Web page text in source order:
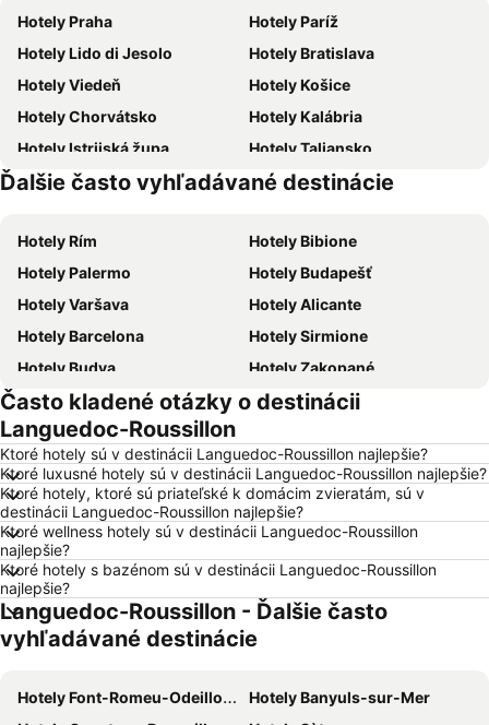
Hotely Praha
Hotely Paríž
Hotely Lido di Jesolo
Hotely Bratislava
Hotely Viedeň
Hotely Košice
Hotely Chorvátsko
Hotely Kalábria
Hotely Istrijská župa
Hotely Taliansko
Hotely Malta
Hotely Slovinsko
Ďalšie často vyhľadávané destinácie
Hotely Rím
Hotely Bibione
Hotely Palermo
Hotely Budapešť
Hotely Varšava
Hotely Alicante
Hotely Barcelona
Hotely Sirmione
Hotely Budva
Hotely Zakopané
Hotely Naples
Hotely Crikvenica
Hotely Vysoké Tatry
Hotely Gdansk
Hotely Nice
Hotely Tropea
Hotely Berlín
Hotely Lignano Sabbiadoro
Hotely Malorka
Hotely Slovensko
Hotely Ostrov Mykonos
Hotely Balaton
Hotely Ostrov Skiathos
Hotely Laponsko
Hotely Krk
Hotely Drač
Často kladené otázky o destinácii
Languedoc-Roussillon
Ktoré hotely sú v destinácii Languedoc-Roussillon najlepšie?
Ktoré luxusné hotely sú v destinácii Languedoc-Roussillon najlepšie?
Ktoré hotely, ktoré sú priateľské k domácim zvieratám, sú v
destinácii Languedoc-Roussillon najlepšie?
Ktoré wellness hotely sú v destinácii Languedoc-Roussillon
najlepšie?
Ktoré hotely s bazénom sú v destinácii Languedoc-Roussillon
najlepšie?
Languedoc-Roussillon - Ďalšie často
vyhľadávané destinácie
Hotely Font-Romeu-Odeillo-Via
Hotely Banyuls-sur-Mer